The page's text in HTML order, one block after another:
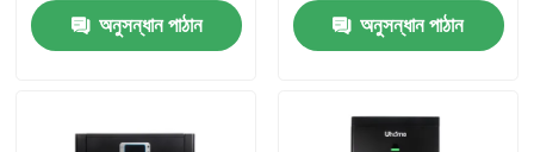
অনুসন্ধান পাঠান
অনুসন্ধান পাঠান